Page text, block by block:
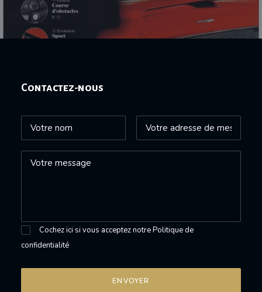
Contactez-nous
Cochez ici si vous acceptez notrePolitique de
confidentialité